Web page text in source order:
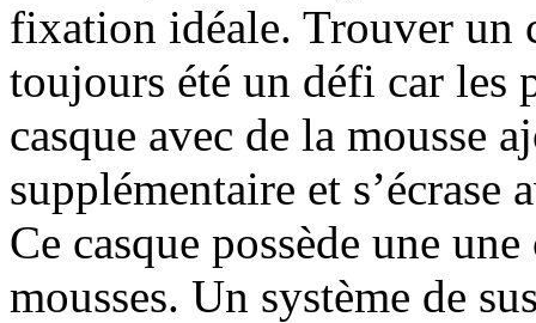
fixation idéale. Trouver un
toujours été un défi car les
casque avec de la mousse
supplémentaire et s’écrase
Ce casque possède une
mousses. Un système de